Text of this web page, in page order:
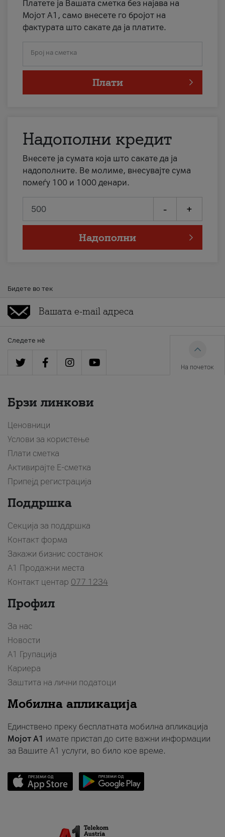
Платете ја Вашата сметка без најава на
Мојот А1, само внесете го бројот на
фактурата што сакате да ја платите.
Број на сметка
Плати
Надополни кредит
Внесете ја сумата која што сакате да ја
надополните. Ве молиме, внесувајте сума
помеѓу 100 и 1000 денари.
- +
Надополни
Бидете во тек
Следете нè
На почеток
Брзи линкови
Ценовници
Услови за користење
Плати сметка
Активирајте Е-сметка
Припејд регистрација
Поддршка
Секција за поддршка
Контакт форма
Закажи бизнис состанок
A1 Продажни места
Контакт центар 077 1234
Профил
За нас
Новости
А1 Групација
Кариера
Заштита на лични податоци
Мобилна апликација
Единствено преку бесплатната мобилна апликација
Мојот A1 имате пристап до сите важни информации
за Вашите A1 услуги, во било кое време.